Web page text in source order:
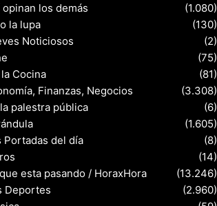
opinan los demás
(1.080)
la lupa
(130)
Noticiosos
(2)
(75)
Cocina
(81)
Finanzas, Negocios
(3.308)
palestra pública
(6)
(1.605)
Portadas del día
(8)
(14)
esta pasando / HoraxHora
(13.246)
Deportes
(2.960)